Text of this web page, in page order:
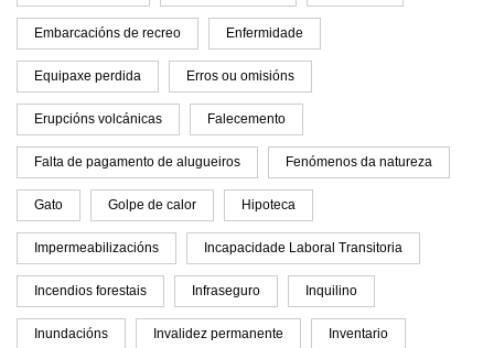
Embarcacións de recreo Enfermidade
Equipaxe perdida Erros ou omisións
Erupcións volcánicas Falecemento
Falta de pagamento de alugueiros Fenómenos da natureza
Gato Golpe de calor Hipoteca
Impermeabilizacións Incapacidade Laboral Transitoria
Incendios forestais Infraseguro Inquilino
Inundacións Invalidez permanente Inventario